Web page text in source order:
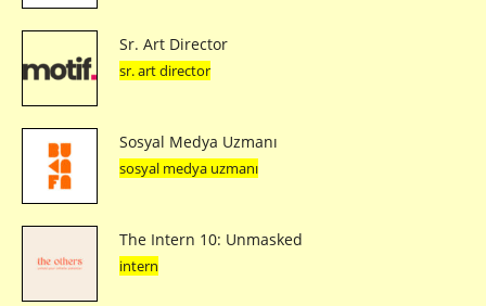
Sr. Art Director
sr. art director
Sosyal Medya Uzmanı
sosyal medya uzmanı
The Intern 10: Unmasked
intern